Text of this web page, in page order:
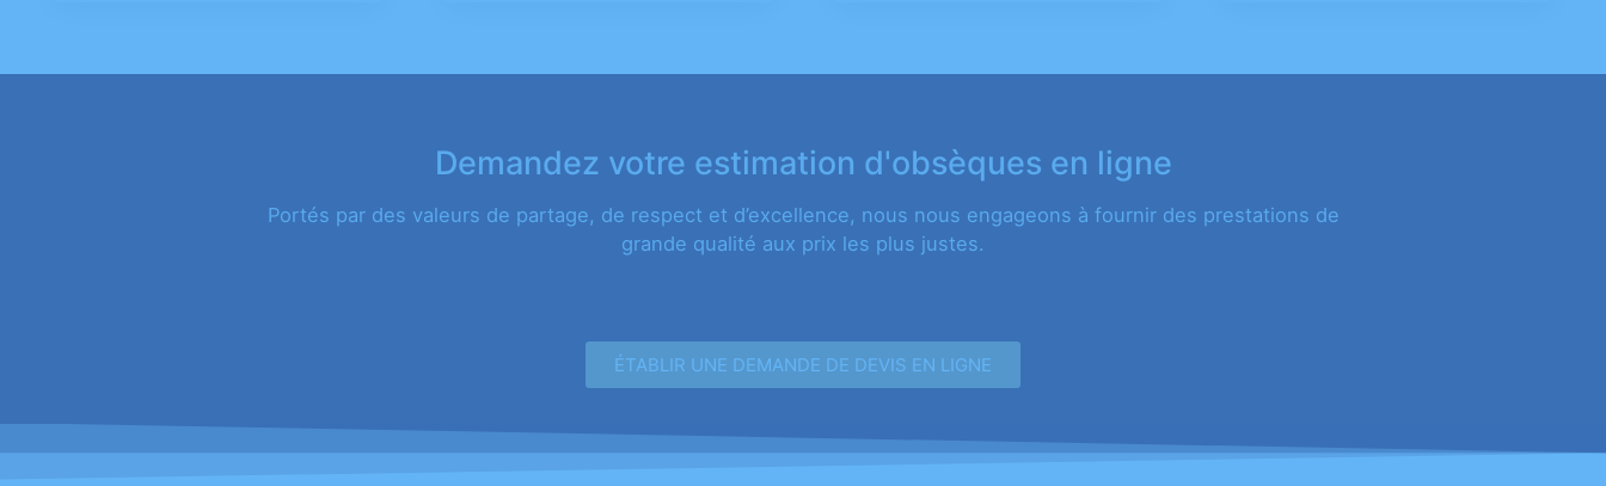
Demandez votre estimation d'obsèques en ligne
Portés par des valeurs de partage, de respect et d’excellence, nous nous engageons à fournir des prestations de
grande qualité aux prix les plus justes.
ÉTABLIR UNE DEMANDE DE DEVIS EN LIGNE